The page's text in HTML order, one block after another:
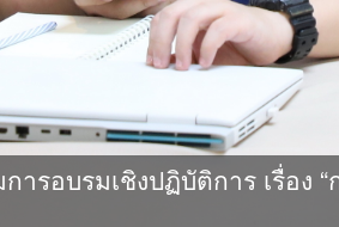
อบรมเชิงปฏิบัติการ เรื่อง